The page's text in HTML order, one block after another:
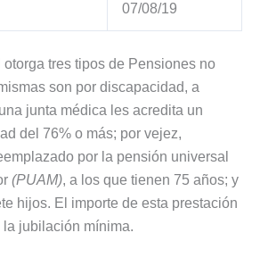
07/08/19
tres tipos de Pensiones no
son por discapacidad, a
junta médica les acredita un
del 76% o más; por vejez,
por la pensión universal
(PUAM), a los que tienen 75 años; y
hijos. El importe de esta prestación
jubilación mínima.